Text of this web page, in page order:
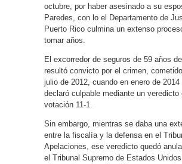
octubre, por haber asesinado a su
Paredes, con lo el Departamento de
Puerto Rico culmina un extenso
tomar años.
El excorredor de seguros de 59 años
resultó convicto por el crimen,
julio de 2012, cuando en enero de 2014
declaró culpable mediante un veredicto
votación 11-1.
Sin embargo, mientras se daba una
entre la fiscalía y la defensa en el
Apelaciones, ese veredicto quedó
el Tribunal Supremo de Estados